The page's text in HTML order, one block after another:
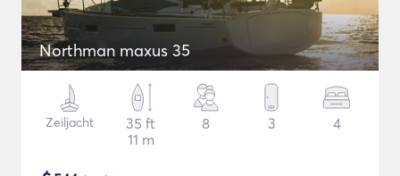
Northman maxus 35
Zeiljacht
35 ft
11 m
8 3 4